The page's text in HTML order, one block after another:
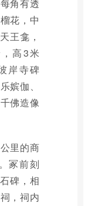
角有透
花，中
王龛，
高3米
岸寺碑
嫔伽、
佛造像
里的商
冢前刻
碑，相
，祠内